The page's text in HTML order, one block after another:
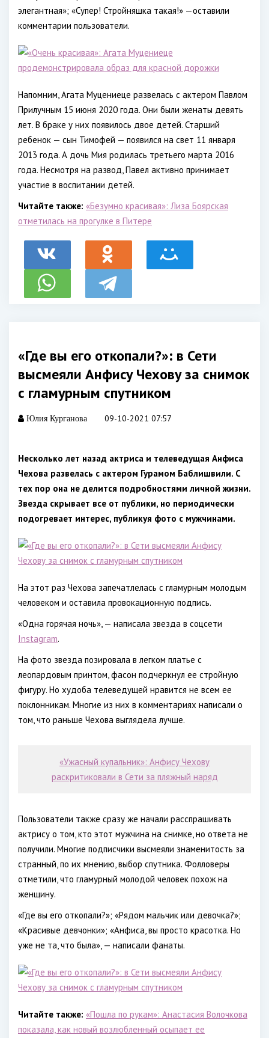
элегантная»; «Супер! Стройняшка такая!» —оставили
комментарии пользователи.
Напомним, Агата Муцениеце развелась с актером Павлом
Прилучным 15 июня 2020 года. Они были женаты девять
лет. В браке у них появилось двое детей. Старший
ребенок — сын Тимофей — появился на свет 11 января
2013 года. А дочь Мия родилась третьего марта 2016
года. Несмотря на развод, Павел активно принимает
участие в воспитании детей.
Читайте также: «Безумно красивая»: Лиза Боярская
отметилась на прогулке в Питере
«Где вы его откопали?»: в Сети
высмеяли Анфису Чехову за снимок
с гламурным спутником
Юлия Курганова 09-10-2021 07:57
Несколько лет назад актриса и телеведущая Анфиса
Чехова развелась с актером Гурамом Баблишвили. С
тех пор она не делится подробностями личной жизни.
Звезда скрывает все от публики, но периодически
подогревает интерес, публикуя фото с мужчинами.
На этот раз Чехова запечатлелась с гламурным молодым
человеком и оставила провокационную подпись.
«Одна горячая ночь», — написала звезда в соцсети
Instagram.
На фото звезда позировала в легком платье с
леопардовым принтом, фасон подчеркнул ее стройную
фигуру. Но худоба телеведущей нравится не всем ее
поклонникам. Многие из них в комментариях написали о
том, что раньше Чехова выглядела лучше.
«Ужасный купальник»: Анфису Чехову
раскритиковали в Сети за пляжный наряд
Пользователи также сразу же начали расспрашивать
актрису о том, кто этот мужчина на снимке, но ответа не
получили. Многие подписчики высмеяли знаменитость за
странный, по их мнению, выбор спутника. Фолловеры
отметили, что гламурный молодой человек похож на
женщину.
«Где вы его откопали?»; «Рядом мальчик или девочка?»;
«Красивые девчонки»; «Анфиса, вы просто красотка. Но
уже не та, что была», — написали фанаты.
Читайте также: «Пошла по рукам»: Анастасия Волочкова
показала, как новый возлюбленный осыпает ее